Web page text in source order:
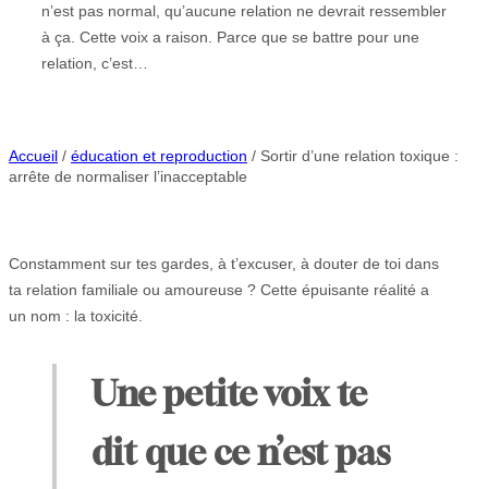
n’est pas normal, qu’aucune relation ne devrait ressembler
à ça. Cette voix a raison. Parce que se battre pour une
relation, c’est…
Accueil / éducation et reproduction / Sortir d’une relation toxique :
arrête de normaliser l’inacceptable
Constamment sur tes gardes, à t’excuser, à douter de toi dans
ta relation familiale ou amoureuse ? Cette épuisante réalité a
un nom : la toxicité.
Une petite voix te
dit que ce n’est pas